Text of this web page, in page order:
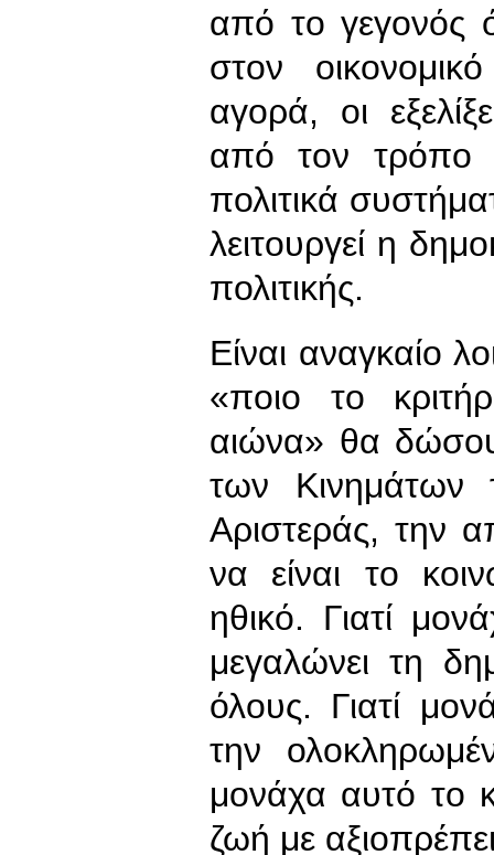
από το γεγονός
στον
αγορά, οι
από τον τρόπο
πολιτικά
λειτουργεί η
πολιτικής.
Είναι αναγκαίο
«ποιο το
αιώνα» θα
των Κινημάτων
Αριστεράς, την
να είναι το
ηθικό. Γιατί
μεγαλώνει τη
όλους. Γιατί
την
μονάχα αυτό το
ζωή με